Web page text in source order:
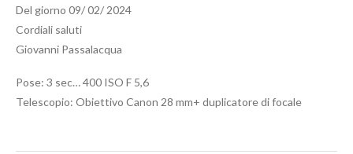
Del giorno 09/ 02/ 2024
Cordiali saluti
Giovanni Passalacqua
Pose: 3 sec… 400 ISO F 5,6
Telescopio: Obiettivo Canon 28 mm+ duplicatore di focale